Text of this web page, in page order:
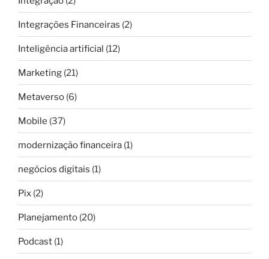
Integrações Financeiras (2)
Inteligência artificial (12)
Marketing (21)
Metaverso (6)
Mobile (37)
modernização financeira (1)
negócios digitais (1)
Pix (2)
Planejamento (20)
Podcast (1)